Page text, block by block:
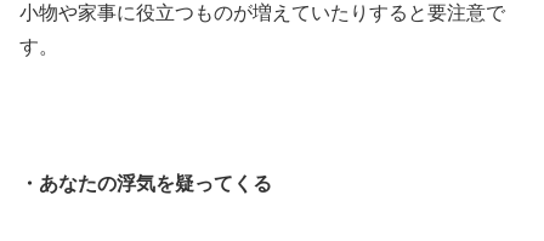
小物や家事に役立つものが増えていたりすると要注意で
す。
・あなたの浮気を疑ってくる